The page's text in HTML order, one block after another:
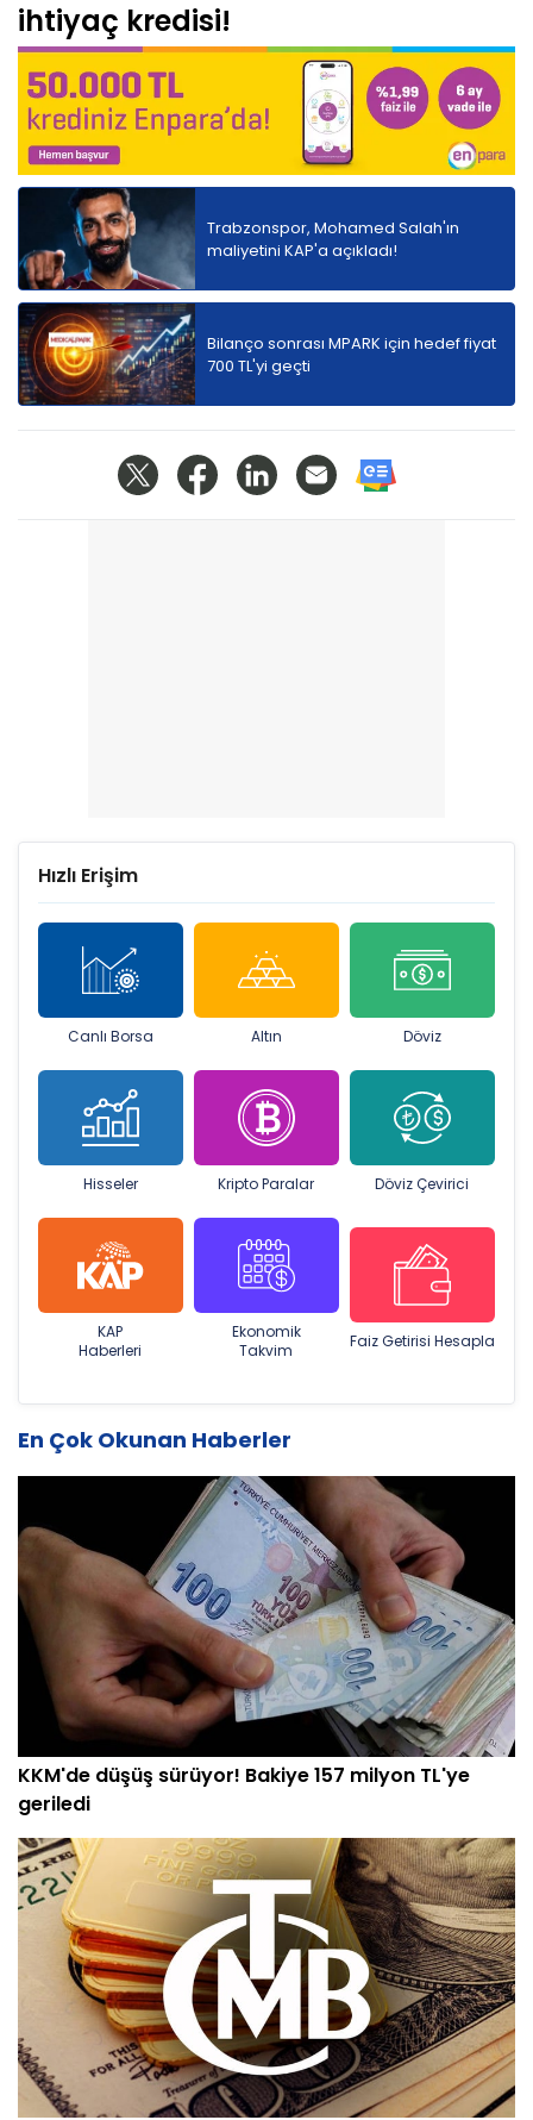
ihtiyaç kredisi!
Trabzonspor, Mohamed Salah'ın
maliyetini KAP'a açıkladı!
Bilanço sonrası MPARK için hedef fiyat
700 TL'yi geçti
Hızlı Erişim
Canlı Borsa Altın Döviz
Hisseler Kripto Paralar Döviz Çevirici
KAP
Haberleri
Ekonomik
Takvim
Faiz Getirisi Hesapla
En Çok Okunan Haberler
KKM'de düşüş sürüyor! Bakiye 157 milyon TL'ye
geriledi